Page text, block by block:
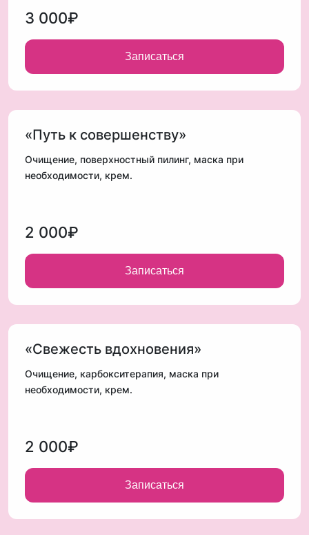
3 000₽
Записаться
«Путь к совершенству»
Очищение, поверхностный пилинг, маска при
необходимости, крем.
2 000₽
Записаться
«Свежесть вдохновения»
Очищение, карбокситерапия, маска при
необходимости, крем.
2 000₽
Записаться